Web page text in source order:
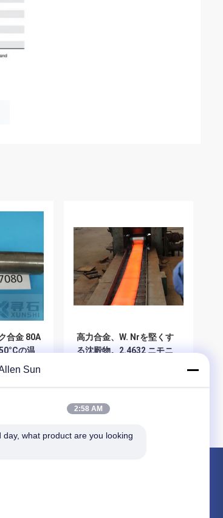
合金 80A
の温
抗性能
ス
高力合金、W. Nrを堅くす
る沈殿物。2.4632 ニモニ
Sun
2:58 AM
day, what product are you looking